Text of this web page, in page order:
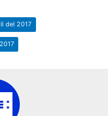
del 2017